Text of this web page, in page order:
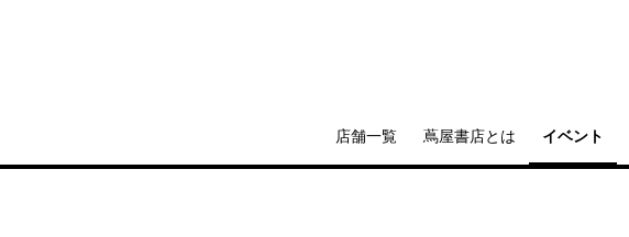
店舗一覧 蔦屋書店とは イベント